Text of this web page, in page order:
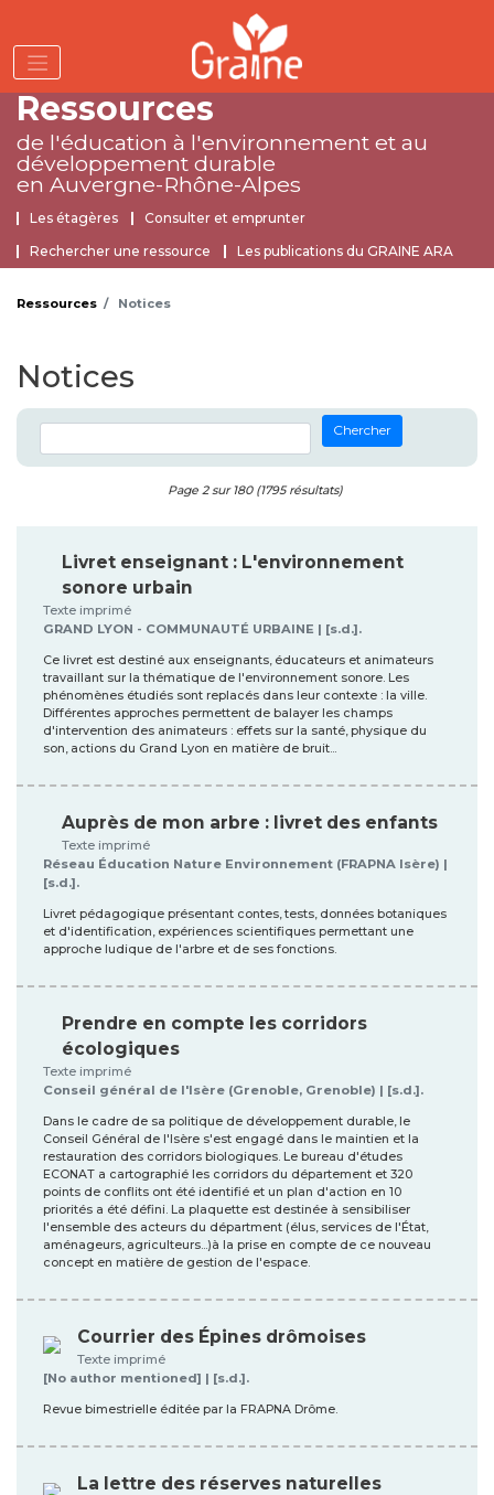
Aller
au
contenu
principal
Ressources
de l'éducation à l'environnement et au
développement durable
en Auvergne-Rhône-Alpes
Ressources
Les étagères
Consulter et emprunter
Rechercher une ressource
Les publications du GRAINE ARA
Ressources Notices
Notices
Chercher
Page 2 sur 180 (1795 résultats)
Livret enseignant : L'environnement
sonore urbain
Texte imprimé
GRAND LYON - COMMUNAUTÉ URBAINE | [s.d.].
Ce livret est destiné aux enseignants, éducateurs et animateurs
travaillant sur la thématique de l'environnement sonore. Les
phénomènes étudiés sont replacés dans leur contexte : la ville.
Différentes approches permettent de balayer les champs
d'intervention des animateurs : effets sur la santé, physique du
son, actions du Grand Lyon en matière de bruit...
Auprès de mon arbre : livret des enfants
Texte imprimé
Réseau Éducation Nature Environnement (FRAPNA Isère) |
[s.d.].
Livret pédagogique présentant contes, tests, données botaniques
et d'identification, expériences scientifiques permettant une
approche ludique de l'arbre et de ses fonctions.
Prendre en compte les corridors
écologiques
Texte imprimé
Conseil général de l'Isère (Grenoble, Grenoble) | [s.d.].
Dans le cadre de sa politique de développement durable, le
Conseil Général de l'Isère s'est engagé dans le maintien et la
restauration des corridors biologiques. Le bureau d'études
ECONAT a cartographié les corridors du département et 320
points de conflits ont été identifié et un plan d'action en 10
priorités a été défini. La plaquette est destinée à sensibiliser
l'ensemble des acteurs du départment (élus, services de l'État,
aménageurs, agriculteurs...)à la prise en compte de ce nouveau
concept en matière de gestion de l'espace.
Courrier des Épines drômoises
Texte imprimé
[No author mentioned] | [s.d.].
Revue bimestrielle éditée par la FRAPNA Drôme.
La lettre des réserves naturelles